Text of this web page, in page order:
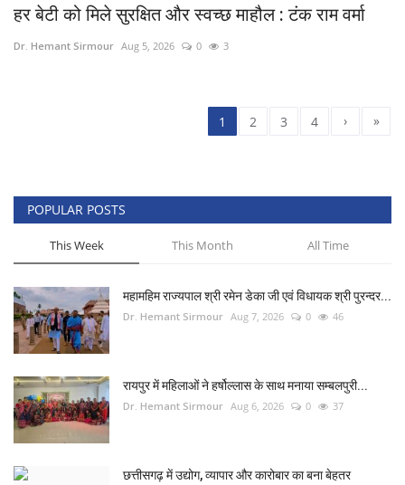
हर बेटी को मिले सुरक्षित और स्वच्छ माहौल : टंक राम वर्मा
Dr. Hemant Sirmour Aug 5, 2026 0 3
1 2 3 4 › »
POPULAR POSTS
This Week This Month All Time
महामहिम राज्यपाल श्री रमेन डेका जी एवं विधायक श्री पुरन्दर...
Dr. Hemant Sirmour Aug 7, 2026 0 46
रायपुर में महिलाओं ने हर्षोल्लास के साथ मनाया सम्बलपुरी...
Dr. Hemant Sirmour Aug 6, 2026 0 37
छत्तीसगढ़ में उद्योग, व्यापार और कारोबार का बना बेहतर